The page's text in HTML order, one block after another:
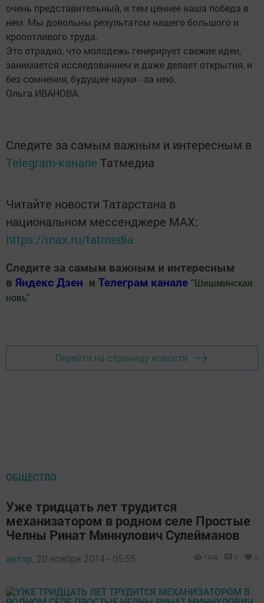
очень представительный, и тем ценнее наша победа в
нем. Мы довольны результатом нашего большого и
кропотливого труда.
Это отрадно, что молодежь генерирует свежие идеи,
занимается исследованием и даже делает открытия, и
без сомнения, будущее науки - за нею.
Ольга ИВАНОВА.
Следите за самым важным и интересным в
Telegram-канале Татмедиа
Читайте новости Татарстана в
национальном мессенджере MАХ:
https://max.ru/tatmedia
Следите за самым важным и интересным
в Яндекс Дзен и Телеграм канале " Шешминская
новь"
Перейти на страницу новости
ОБЩЕСТВО
Уже тридцать лет трудится
механизатором в родном селе Простые
Челны Ринат Миннулович Сулейманов
автор, 20 ноября 2014 - 05:55 1306 0 0